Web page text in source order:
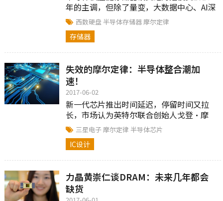
年的主调，但除了量变，大数据中心、AI深
度学习运算带来对CPU与AI处理器的运算速
度、存储容量高门槛要求，也正在改变整
个存储器乃至于运算基础核心架构。
西数硬盘半导体存储器 摩尔定律
存储器
失效的摩尔定律：半导体整合潮加
速！
2017-06-02
新一代芯片推出时间延迟，停留时间又拉
长，市场认为英特尔联合创始人戈登·摩
尔在1965年提出“摩尔定律”早已失效，
随之而来的是半导体行业加速整合。
三星电子 摩尔定律半导体芯片
IC设计
力晶黄崇仁谈DRAM：未来几年都会
缺货